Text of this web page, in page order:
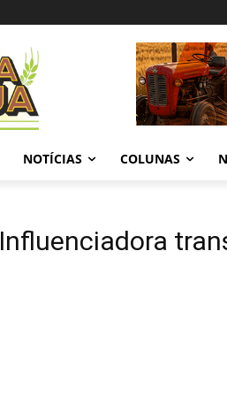
NOTÍCIAS COLUNAS
Influenciadora